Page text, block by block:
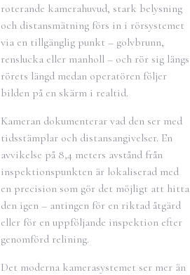
roterande kamerahuvud, stark belysning
och distansmätning förs in i rörsystemet
via en tillgänglig punkt – golvbrunn,
renslucka eller manholl – och rör sig längs
rörets längd medan operatören följer
bilden på en skärm i realtid.
Kameran dokumenterar vad den ser med
tidsstämplar och distansangivelser. En
avvikelse på 8,4 meters avstånd från
inspektionspunkten är lokaliserad med
en precision som gör det möjligt att hitta
den igen – antingen för en riktad åtgärd
eller för en uppföljande inspektion efter
genomförd relining.
Det moderna kamerasystemet ser mer än